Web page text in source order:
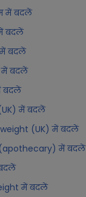
में बदलें
में बदलें
में बदलें
में बदलें
बदलें
में बदलें
(UK) में बदलें
(apothecary) में बदलें
में बदलें